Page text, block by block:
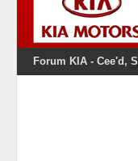
Forum KIA - Cee'd,